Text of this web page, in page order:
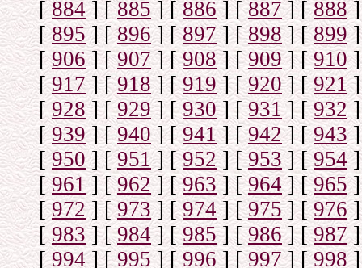
[884] [885] [886] [887] [888]
[895] [896] [897] [898] [899]
[906] [907] [908] [909] [910]
[917] [918] [919] [920] [921]
[928] [929] [930] [931] [932]
[939] [940] [941] [942] [943]
[950] [951] [952] [953] [954]
[961] [962] [963] [964] [965]
[972] [973] [974] [975] [976]
[983] [984] [985] [986] [987]
[994] [995] [996] [997] [998]